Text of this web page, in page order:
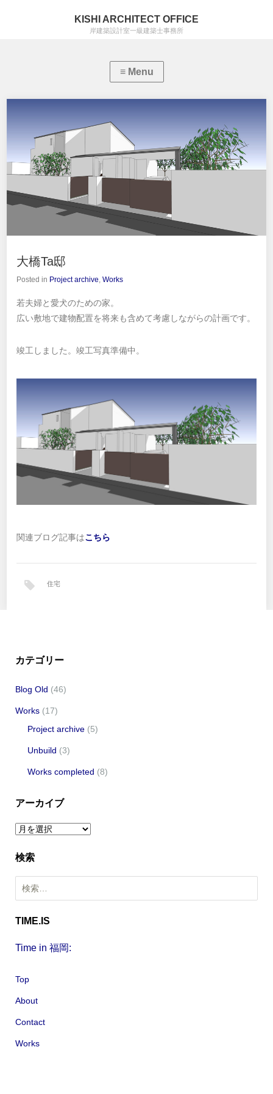
KISHI ARCHITECT OFFICE
岸建築設計室一級建築士事務所
大橋Ta邸
Posted in Project archive,Works
若夫婦と愛犬のための家。
広い敷地で建物配置を将来も含めて考慮しながらの計画です。
竣工しました。竣工写真準備中。
関連ブログ記事はこちら
住宅
カテゴリー
Blog Old (46)
Works (17)
Project archive (5)
Unbuild (3)
Works completed (8)
アーカイブ
ア
カ
イ
ブ
検索
索
TIME.IS
Time in 福岡:
Top
About
Contact
Works